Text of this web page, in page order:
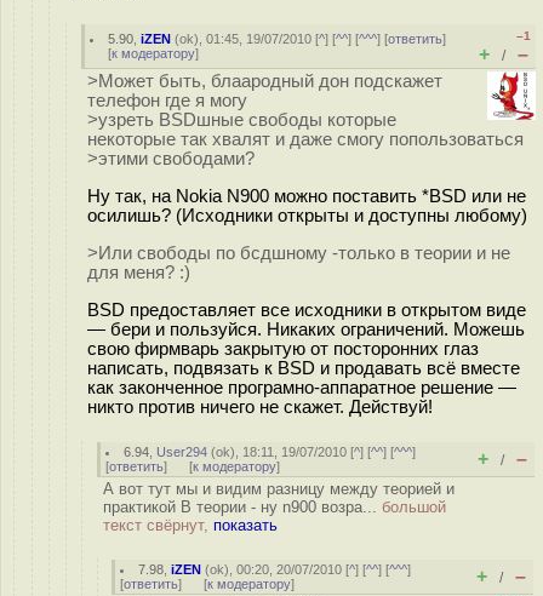
5.90 ,iZEN (ok), 01:45, 19/07/2010 [^] [^^] [^^^] [ответить]
[к модератору]
–1
+ / –
>Может быть, блаародный дон подскажет
телефон где я могу
>узреть BSDшные свободы которые
некоторые так хвалят и даже смогу попользоваться
>этими свободами?
Ну так, на Nokia N900 можно поставить *BSD или не
осилишь? (Исходники открыты и доступны любому)
>Или свободы по бсдшному -только в теории и не
для меня? :)
BSD предоставляет все исходники в открытом виде
— бери и пользуйся. Никаких ограничений. Можешь
свою фирмварь закрытую от посторонних глаз
написать, подвязать к BSD и продавать всё вместе
как законченное програмно-аппаратное решение —
никто против ничего не скажет. Действуй!
6.94 User294 (ok), 18:11, 19/07/2010 [^] [^^] [^^^]
[ответить] [к модератору] + / –
А вот тут мы и видим разницу между теорией и
практикой В теории - ну n900 возра... большой
текст свёрнут, показать
7.98 ,iZEN (ok), 00:20, 20/07/2010 [^] [^^] [^^^]
[ответить] [к модератору] + / –